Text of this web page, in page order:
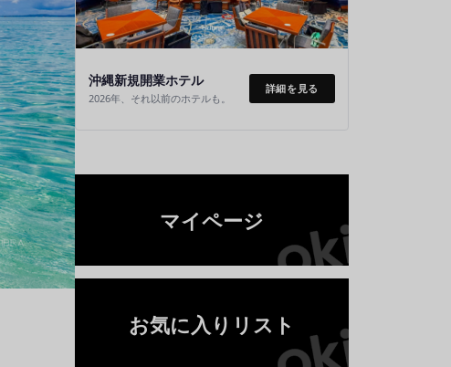
沖縄新規開業ホテル
2026年、それ以前のホテルも。
詳細を見る
マイページ
お気に入りリスト